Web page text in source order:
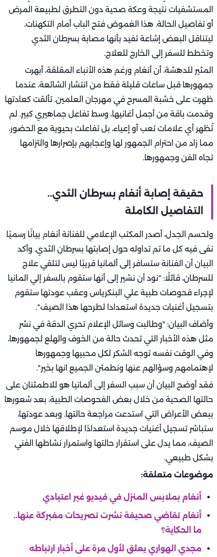
المستشفيات نتيجة وعكة صحية دون التطرق لطبيعة المرض
أو تفاصيل الحالة. هذا الغموض فتح الباب أمام التكهنات،
ليتناقل البعض إشاعة تفيد بأنها مصابة بسرطان الثدي
وتخطط للسفر إلى الخارج للعلاج.
المثير للدهشة، أن أنغام ورغم هذه الأنباء المقلقة، أبهرت
جمهورها قبل ساعات قليلة فقط من انتشار الشائعة، عندما
ظهرت على خشبة المسرح في مهرجان العلمين. تألقت كعادتها
وقدمت باقة من أجمل أغانيها، وسط تفاعل جماهيري كبير. لم
تُظهر أي علامات تعب أو إعياء، بل تفاعلت بحيوية مع الحضور،
مما زاد من احترام الجمهور لها وإعجابهم بإصرارها والتزامها
تجاه الفن وجمهورها.
حقيقة إصابة أنغام بسرطان الثدي..
التفاصيل الكاملة
ولحسم الجدل، أصدر المكتب الإعلامي للفنانة أنغام بيانًا رسميًا
نفى فيه كل ما تم تداوله حول إصابتها بسرطان الثدي. وأكد
البيان أن الفنانة ستسافر إلى ألمانيا قريبًا ليس لتلقي علاج
للسرطان، قائلًا: "نود أن نشير إلى أنها ستقوم بالسفر إلي المانيا
لإجراء فحوصات طبية علي البنكرياس وعقب عودتها ستقوم
بتسجيل أغنيات جديدة استعدادا لطرحها هذا الصيف".
وأضاف البيان: "وطالبت وسائل الإعلام تحري الدقة في نشر
مثل هذه الأخبار التي تحدث حالة من الخوف والهلع لجمهورها،
وفي الوقت نفسه توجه الشكر لكل محبيها وجمهورها
لإهتمامهم وسؤالهم عنها ونطمئن الجميع انها بخير".
فقد أوضح البيان أن سبب السفر إلى ألمانيا هو للاطمئنان على
حالتها الصحية من خلال بعض الفحوصات الطبية، بعد شعورها
ببعض الأعراض التي استدعت مراجعة حالتها. وبعد عودتها،
ستباشر تسجيل أغنيات جديدة استعدادًا لإطلاقها خلال موسم
الصيف، مما يدل على استقرار حالتها واستمرار نشاطها الفني
بشكل طبيعي.
موضوعات متعلقة:
أنغام بملابس المنزل في فيديو غير اعتيادي
أنغام تقاضي صحيفة نشرت تصريحات مفبركة عنها..
ما الحكاية؟
مجدي الهواري يعلق لأول مرة على أخبار ارتباطه